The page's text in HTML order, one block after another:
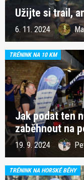
Užijte si trail,
6. 11. 2024
TRÉNINK NA 10 KM
Jak podat ten
zaběhnout na
19. 9. 2024
TRÉNINK NA HORSKÉ BĚHY